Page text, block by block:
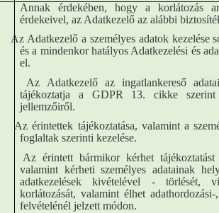
Annak érdekében, hogy a korlátozás
érdekeivel, az Adatkezelő az alábbi
Az Adatkezelő a személyes adatok kezelése
és a mindenkor hatályos Adatkezelési és
el.
Az Adatkezelő az ingatlankereső
tájékoztatja a GDPR 13. cikke szerint
jellemzőiről.
Az érintettek tájékoztatása, valamint a
foglaltak szerinti kezelése.
Az érintett bármikor kérhet tájékoztatást
valamint kérheti személyes adatainak
adatkezelések kivételével - törlését,
korlátozását, valamint élhet
felvételénél jelzett módon.